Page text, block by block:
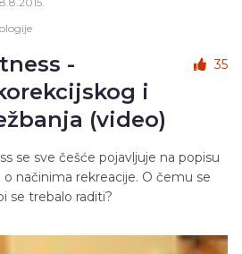
-
i
(video)
35
se sve češće pojavljuje na popisu
načinima rekreacije. O čemu se
se trebalo raditi?